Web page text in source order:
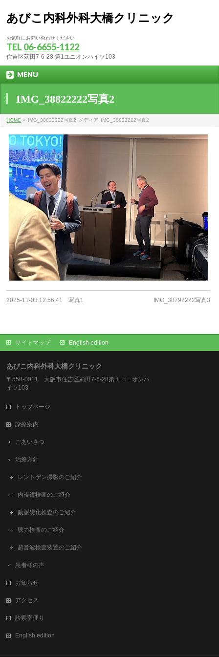
あびこ内科外科大橋クリニック
お気軽にお問い合わせください
TEL 06-6655-1122
住吉区苅田7-6-28 第1ユニオンハイツ103
MENU
IMG_38822222写真2
HOME » IMG_38822222写真2 メディア IMG_38822222写真2
2025-11-03 12.56.41 写真1 IMG_38792222写真3
サイトマップ English edition
あびこ内科外科大橋クリニック
〒558-0011 大阪市住吉区苅田7-6-28第１ユニオンハ
イツ103
トップページ
診療案内
ごあいさつ
治療方針
レントゲン撮影のご紹介
内視鏡検査のご紹介
動脈硬化検査のご紹介
聴力検査のご紹介
超音波検査装置のご紹介
患者様の声
お知らせ
アクセス
診察室便り
English edition